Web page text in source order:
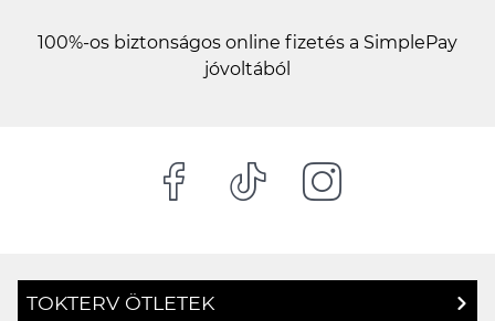
100%-os biztonságos online fizetés a SimplePay
jóvoltából
TOKTERV ÖTLETEK